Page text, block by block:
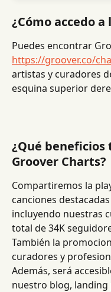
¿Cómo accedo a
Puedes encontrar
https://groover.co/
artistas y curadores
esquina superior
¿Qué
Groover Charts?
Compartiremos la
canciones
incluyendo nuestras
total de 34K
También la
curadores y
Además, será
nuestro blog, landing